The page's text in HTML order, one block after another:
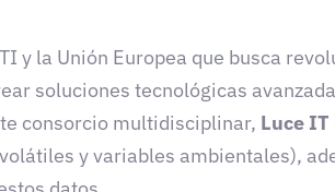
y la Unión Europea que busca
soluciones tecnológicas
consorcio multidisciplinar, Luce IT
y variables ambientales),